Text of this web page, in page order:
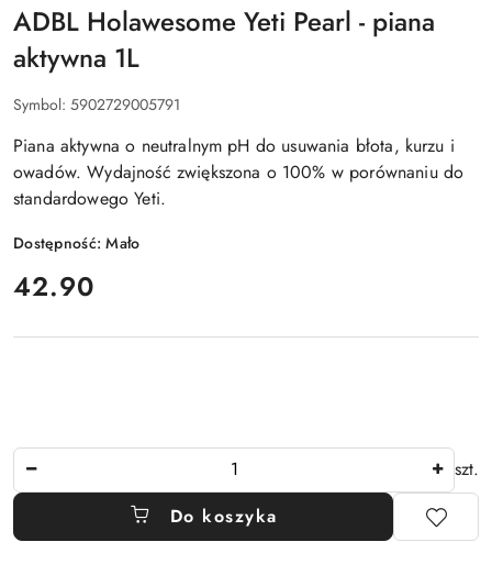
ADBL Holawesome Yeti Pearl - piana
aktywna 1L
Symbol: 5902729005791
Piana aktywna o neutralnym pH do usuwania błota, kurzu i
owadów. Wydajność zwiększona o 100% w porównaniu do
standardowego Yeti.
Dostępność:Mało
cena:
42.90
szt.
Do koszyka